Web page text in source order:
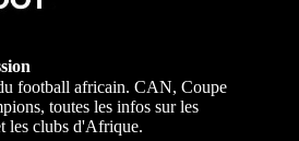
football africain. CAN, Coupe
toutes les infos sur les
les clubs d'Afrique.